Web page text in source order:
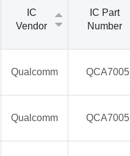
IC
Vendor
IC Part
Number
Qualcomm QCA7005
Qualcomm QCA7005